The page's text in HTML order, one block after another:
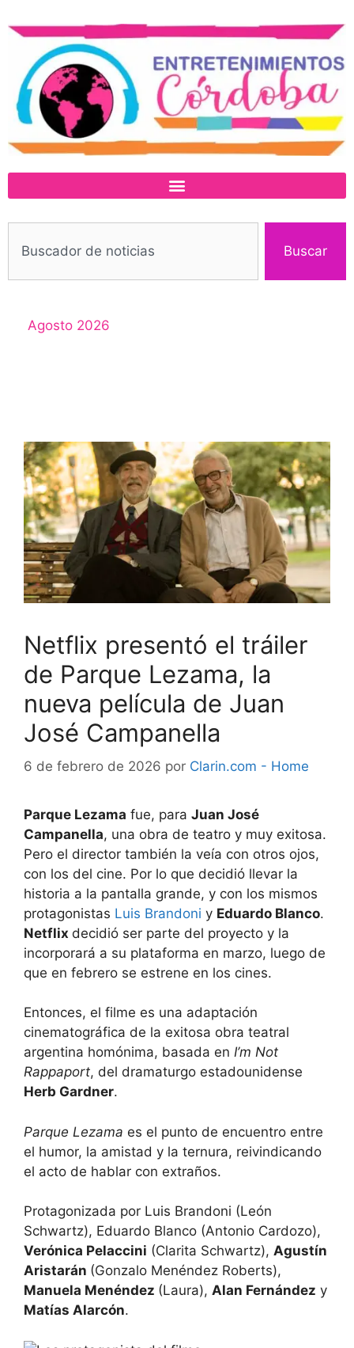
Buscar
Agosto 2026
Netflix presentó el tráiler
de Parque Lezama, la
nueva película de Juan
José Campanella
6 de febrero de 2026 por Clarin.com - Home
Parque Lezama fue, para Juan José
Campanella, una obra de teatro y muy exitosa.
Pero el director también la veía con otros ojos,
con los del cine. Por lo que decidió llevar la
historia a la pantalla grande, y con los mismos
protagonistas Luis Brandoni y Eduardo Blanco.
Netflix decidió ser parte del proyecto y la
incorporará a su plataforma en marzo, luego de
que en febrero se estrene en los cines.
Entonces, el filme es una adaptación
cinematográfica de la exitosa obra teatral
argentina homónima, basada en I’m Not
Rappaport, del dramaturgo estadounidense
Herb Gardner.
Parque Lezama es el punto de encuentro entre
el humor, la amistad y la ternura, reivindicando
el acto de hablar con extraños.
Protagonizada por Luis Brandoni (León
Schwartz), Eduardo Blanco (Antonio Cardozo),
Verónica Pelaccini (Clarita Schwartz), Agustín
Aristarán (Gonzalo Menéndez Roberts),
Manuela Menéndez (Laura), Alan Fernández y
Matías Alarcón.